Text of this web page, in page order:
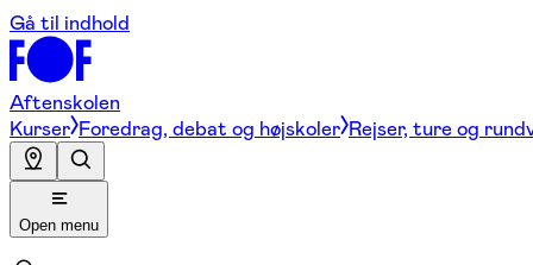
Gå til indhold
Aftenskolen
Kurser Foredrag, debat og højskoler Rejser, ture og
Open menu